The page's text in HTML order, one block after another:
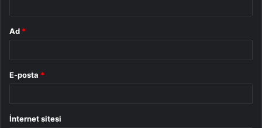
Ad *
E-posta *
İnternet sitesi